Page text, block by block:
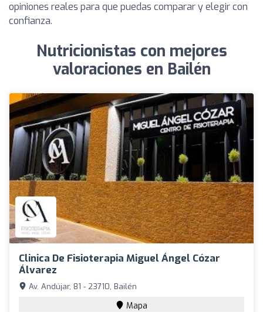
opiniones reales para que puedas comparar y elegir con
confianza.
Nutricionistas con mejores
valoraciones en Bailén
Clinica De Fisioterapia Miguel Ángel Cózar
Álvarez
Av. Andújar, 81 - 23710, Bailén
Mapa